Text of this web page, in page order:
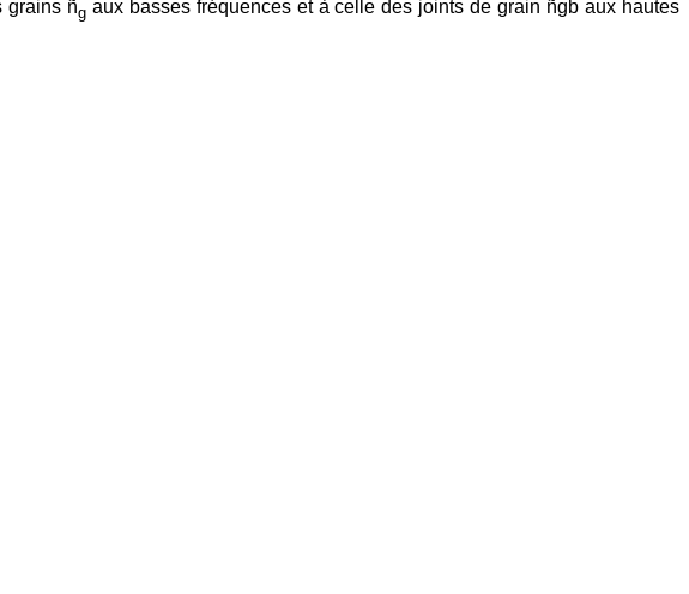
grains ñgaux basses fréquences et à celle des joints de grain ñgb aux hautes